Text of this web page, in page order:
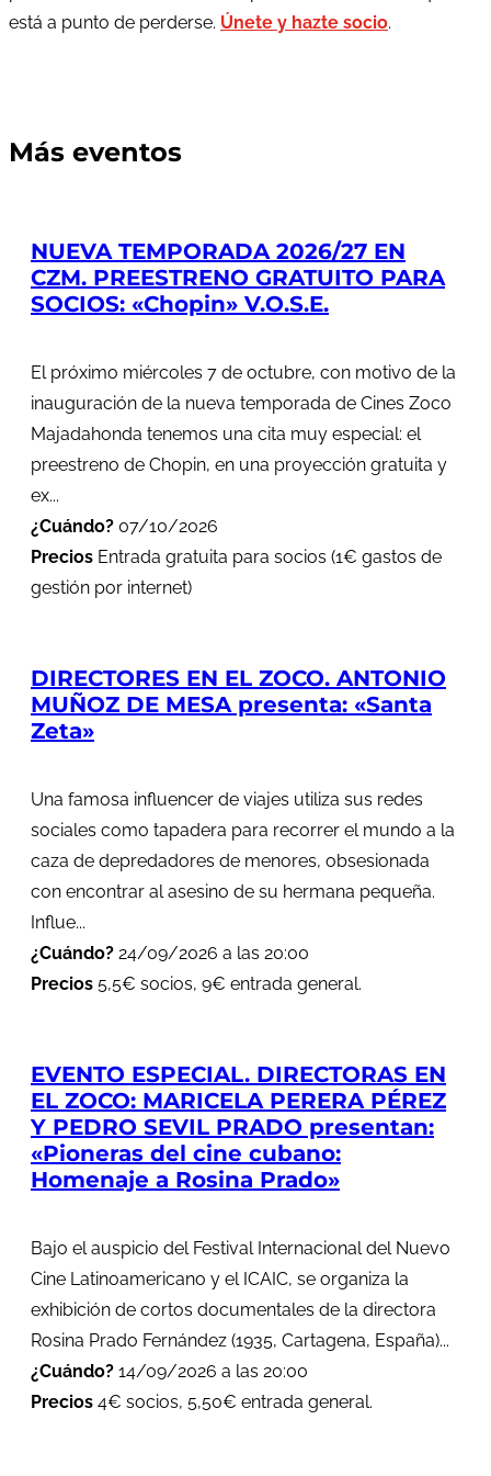
está a punto de perderse. Únete y hazte socio.
Más eventos
NUEVA TEMPORADA 2026/27 EN
CZM. PREESTRENO GRATUITO PARA
SOCIOS: «Chopin» V.O.S.E.
El próximo miércoles 7 de octubre, con motivo de la
inauguración de la nueva temporada de Cines Zoco
Majadahonda tenemos una cita muy especial: el
preestreno de Chopin, en una proyección gratuita y
ex...
¿Cuándo? 07/10/2026
Precios Entrada gratuita para socios (1€ gastos de
gestión por internet)
DIRECTORES EN EL ZOCO. ANTONIO
MUÑOZ DE MESA presenta: «Santa
Zeta»
Una famosa influencer de viajes utiliza sus redes
sociales como tapadera para recorrer el mundo a la
caza de depredadores de menores, obsesionada
con encontrar al asesino de su hermana pequeña.
Influe...
¿Cuándo? 24/09/2026 a las 20:00
Precios 5,5€ socios, 9€ entrada general.
EVENTO ESPECIAL. DIRECTORAS EN
EL ZOCO: MARICELA PERERA PÉREZ
Y PEDRO SEVIL PRADO presentan:
«Pioneras del cine cubano:
Homenaje a Rosina Prado»
Bajo el auspicio del Festival Internacional del Nuevo
Cine Latinoamericano y el ICAIC, se organiza la
exhibición de cortos documentales de la directora
Rosina Prado Fernández (1935, Cartagena, España)...
¿Cuándo? 14/09/2026 a las 20:00
Precios 4€ socios, 5,50€ entrada general.